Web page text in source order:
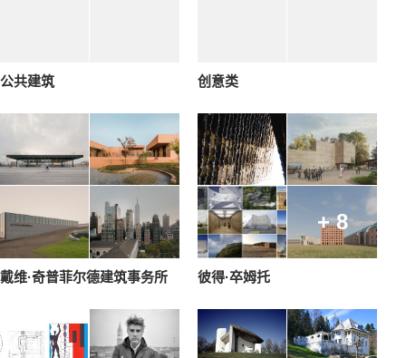
公共建筑 创意类
戴维·奇普菲尔德建筑事务所
+ 8
彼得·卒姆托